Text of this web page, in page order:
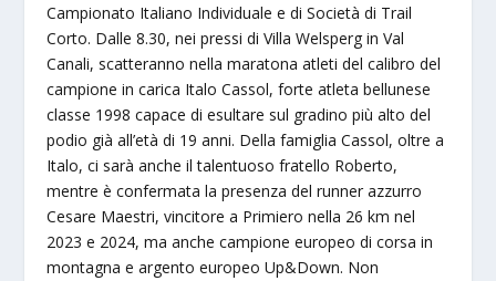
Campionato Italiano Individuale e di Società di Trail
Corto. Dalle 8.30, nei pressi di Villa Welsperg in Val
Canali, scatteranno nella maratona atleti del calibro del
campione in carica Italo Cassol, forte atleta bellunese
classe 1998 capace di esultare sul gradino più alto del
podio già all’età di 19 anni. Della famiglia Cassol, oltre a
Italo, ci sarà anche il talentuoso fratello Roberto,
mentre è confermata la presenza del runner azzurro
Cesare Maestri, vincitore a Primiero nella 26 km nel
2023 e 2024, ma anche campione europeo di corsa in
montagna e argento europeo Up&Down. Non